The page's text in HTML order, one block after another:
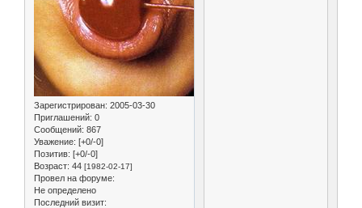
Зарегистрирован: 2005-03-30
Приглашений: 0
Сообщений: 867
Уважение: [+0/-0]
Позитив: [+0/-0]
Возраст: 44 [1982-02-17]
Провел на форуме:
Не определено
Последний визит: